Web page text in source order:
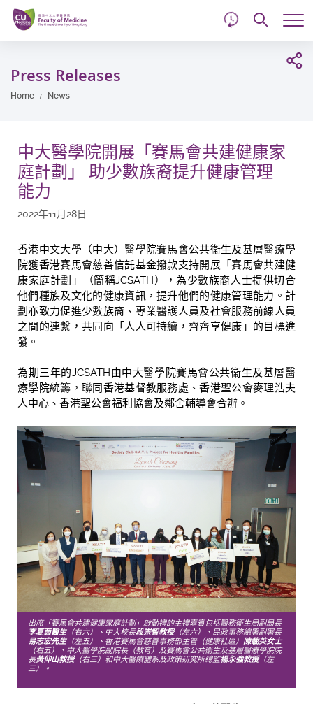
Skip
main
content
Press Releases
Home News
中大醫學院開展「賽馬會共建健康家
庭計劃」 助少數族裔提升健康管理
能力
2022年11月28日
香港中文大學（中大）醫學院賽馬會公共衞生及基層醫療學
院獲香港賽馬會慈善信託基金撥款支持開展「賽馬會共建健
康家庭計劃」（簡稱JCSATH），為少數族裔人士提供切合
他們種族及文化的健康資訊，提升他們的健康管理能力。計
劃亦致力促進少數族裔、專業醫護人員及社會服務前線人員
之間的連繫，共同向「人人可持續，齊齊享健康」的目標進
發。
為期三年的JCSATH由中大醫學院賽馬會公共衞生及基層醫
療學院統籌，聯同香港基督教服務處、香港聖公會麥理浩夫
人中心、香港聖公會福利協會及鄰舍輔導會合辦。
出席「賽馬會共建健康家庭計劃」啟動禮的主禮嘉賓包括醫務衞生局副局長
李夏茵醫生（右六）、中大校長段崇智教授（左六）、民政事務總署副署長
易志宏先生（左五）、香港賽馬會慈善事務部主管（健康社區） 陳載英女士
（右五）、中大醫學院副院長（教育）及賽馬會公共衞生及基層醫療學院院
長黃仰山教授（右三）和中大醫療體系及政策研究所總監楊永強教授（左
三）。